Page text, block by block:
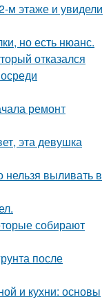
м этаже и увидели
но есть нюанс.
отказался
ремонт
эта девушка
нельзя выливать в
собирают
после
и кухни: основы